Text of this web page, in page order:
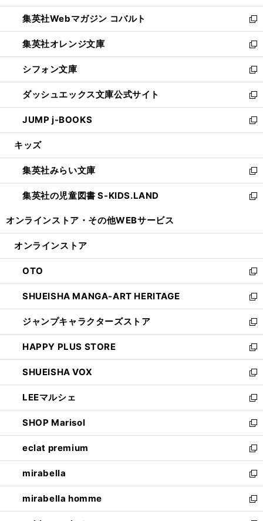
開
く
ウ
で
開
く
ン
ド
ウ
で
開
く
ウ
ィ
ン
ド
ウ
で
開
く
集英社Webマガジン コバルト
新
し
い
ウ
ィ
ン
ド
ウ
で
開
集英社オレンジ文庫
新
し
い
ウ
ィ
ン
ド
ウ
開
く
シフォン文庫
新
し
い
ウ
ィ
ン
ウ
で
開
く
ダッシュエックス文庫公式サイト
新
し
い
ウ
ン
ド
ウ
で
JUMP j-BOOKS
新
し
ウ
ィ
ン
ド
開
キッズ
集英社みらい文庫
新
し
い
ン
ウ
で
開
く
集英社の児童図書 S-KIDS.LAND
新
ウ
ン
ド
ウ
で
開
く
オンラインストア・ その他WEBサービス
オンラインストア
OTO
新
し
い
ウ
ィ
ン
ド
ウ
で
開
く
SHUEISHA MANGA-ART HERITAGE
新
し
い
ウ
ィ
ン
ド
ウ
で
開
く
ジャンプキャラクターズストア
新
し
い
ウ
ィ
ン
ド
ウ
で
開
く
HAPPY PLUS STORE
新
し
い
ウ
ィ
ン
ド
ウ
で
開
く
SHUEISHA VOX
新
し
い
ウ
ィ
ン
ド
ウ
で
開
く
LEEマルシェ
新
し
い
ウ
ィ
ン
ド
ウ
で
開
SHOP Marisol
新
し
い
ウ
ィ
ン
ド
ウ
eclat premium
新
し
い
ウ
ィ
ン
mirabella
新
し
い
ウ
mirabella homme
新
し